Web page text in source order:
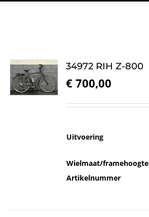
34972 RIH Z-800
€ 700,00
Uitvoering
Wielmaat/framehoogte
Artikelnummer